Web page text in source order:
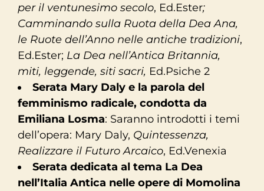
per il ventunesimo secolo, Ed.Ester;
Camminando sulla Ruota della Dea Ana,
le Ruote dell’Anno nelle antiche tradizioni,
Ed.Ester; La Dea nell’Antica Britannia,
miti, leggende, siti sacri, Ed.Psiche 2
Serata Mary Daly e la parola del
femminismo radicale, condotta da
Emiliana Losma: Saranno introdotti i temi
dell’opera: Mary Daly, Quintessenza,
Realizzare il Futuro Arcaico, Ed.Venexia
Serata dedicata al tema La Dea
nell’Italia Antica nelle opere di Momolina